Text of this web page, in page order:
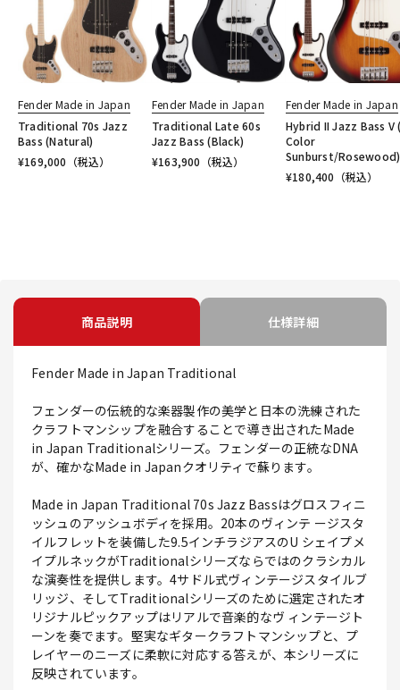
Fender Made in Japan
Traditional 70s Jazz
Bass (Natural)
¥169,000 （税込）
Fender Made in Japan
Traditional Late 60s
Jazz Bass (Black)
¥163,900 （税込）
Fender Made in Japan
Hybrid II Jazz Bass V
Color
Sunburst/Rosewood)
¥180,400 （税込）
商品説明 仕様詳細
Fender Made in Japan Traditional
フェンダーの伝統的な楽器製作の美学と日本の洗練された
クラフトマンシップを融合することで導き出されたMade
in Japan Traditionalシリーズ。フェンダーの正統なDNA
が、確かなMade in Japanクオリティで蘇ります。
Made in Japan Traditional 70s Jazz Bassはグロスフィニ
ッシュのアッシュボディを採用。20本のヴィンテ ージスタ
イルフレットを装備した9.5インチラジアスのU シェイプメ
イプルネックがTraditionalシリーズならではのクラシカル
な演奏性を提供します。4サドル式ヴィンテージスタイルブ
リッジ、そしてTraditionalシリーズのために選定されたオ
リジナルピックアップはリアルで音楽的なヴ ィンテージト
ーンを奏でます。堅実なギタークラフトマンシップと、プ
レイヤーのニーズに柔軟に対応する答えが、本シリーズに
反映されています。